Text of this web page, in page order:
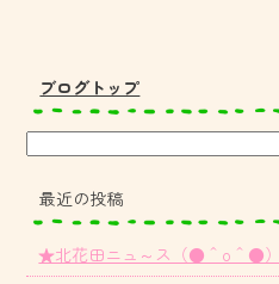
ブログトップ
最近の投稿
★北花田ニュ～ス（●＾o＾●）